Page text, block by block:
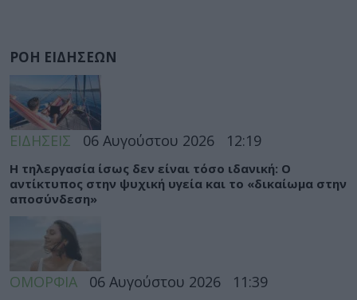
ΡΟΗ ΕΙΔΗΣΕΩΝ
ΕΙΔΗΣΕΙΣ 06 Αυγούστου 2026 12:19
Η τηλεργασία ίσως δεν είναι τόσο ιδανική: Ο
αντίκτυπος στην ψυχική υγεία και το «δικαίωμα στην
αποσύνδεση»
ΟΜΟΡΦΙΑ 06 Αυγούστου 2026 11:39